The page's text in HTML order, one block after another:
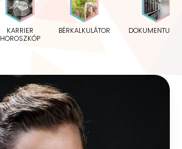
KARRIER
HOROSZKÓP
BÉRKALKULÁTOR